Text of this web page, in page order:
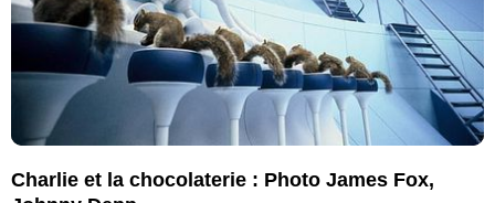
Charlie et la chocolaterie : Photo James Fox,